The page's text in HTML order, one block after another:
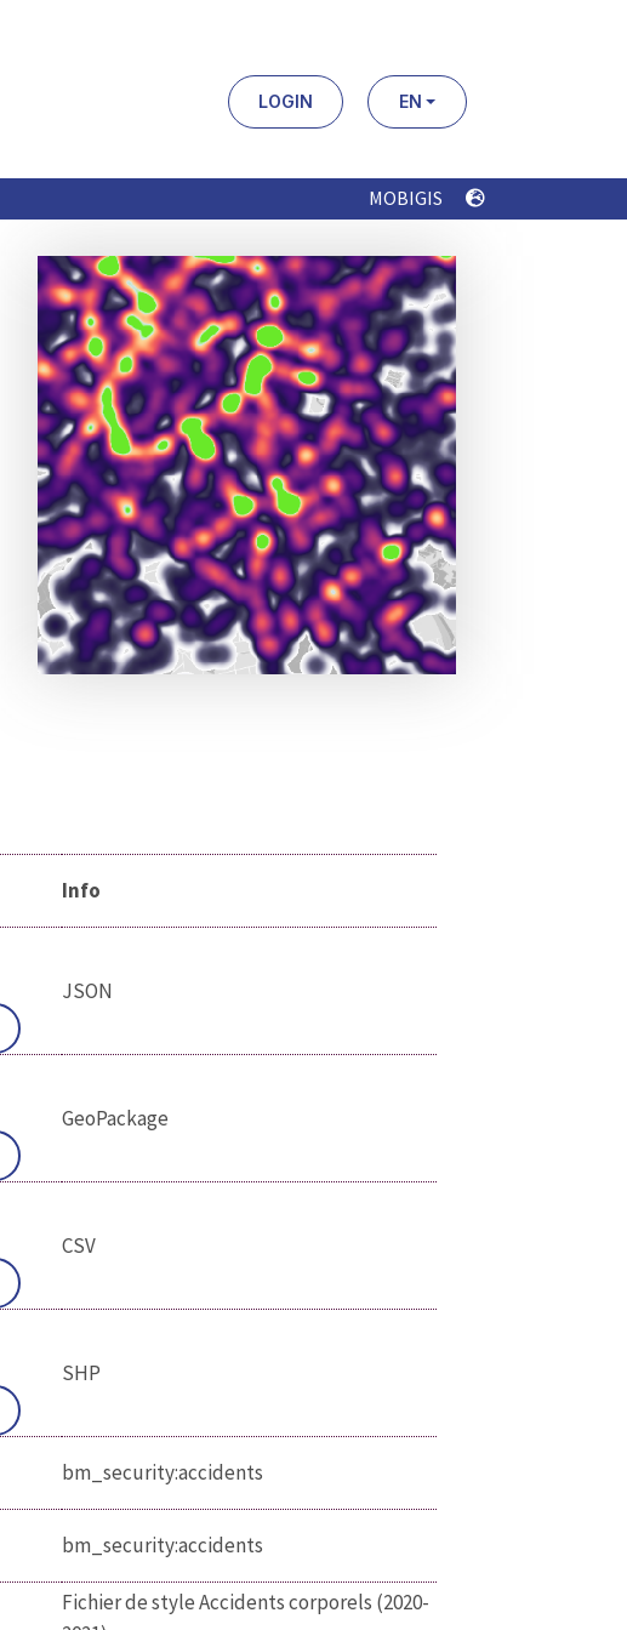
LOGIN EN
MOBIGIS
Info
JSON
GeoPackage
CSV
SHP
bm_security:accidents
bm_security:accidents
Fichier de style Accidents corporels (2020-